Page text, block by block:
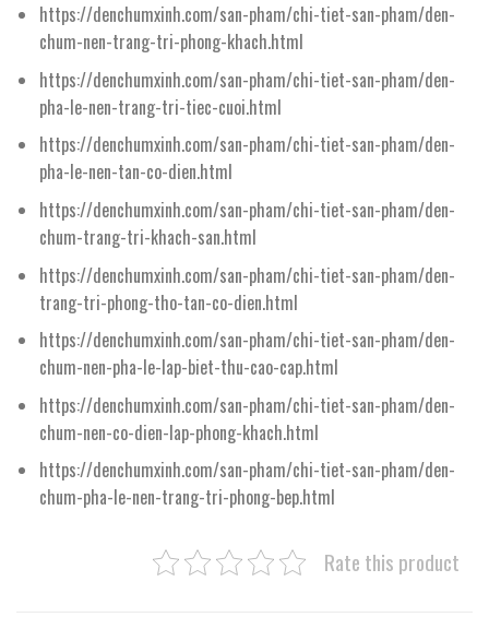
https://denchumxinh.com/san-pham/chi-tiet-san-pham/den-
chum-nen-trang-tri-phong-khach.html
https://denchumxinh.com/san-pham/chi-tiet-san-pham/den-
pha-le-nen-trang-tri-tiec-cuoi.html
https://denchumxinh.com/san-pham/chi-tiet-san-pham/den-
pha-le-nen-tan-co-dien.html
https://denchumxinh.com/san-pham/chi-tiet-san-pham/den-
chum-trang-tri-khach-san.html
https://denchumxinh.com/san-pham/chi-tiet-san-pham/den-
trang-tri-phong-tho-tan-co-dien.html
https://denchumxinh.com/san-pham/chi-tiet-san-pham/den-
chum-nen-pha-le-lap-biet-thu-cao-cap.html
https://denchumxinh.com/san-pham/chi-tiet-san-pham/den-
chum-nen-co-dien-lap-phong-khach.html
https://denchumxinh.com/san-pham/chi-tiet-san-pham/den-
chum-pha-le-nen-trang-tri-phong-bep.html
Rate this product